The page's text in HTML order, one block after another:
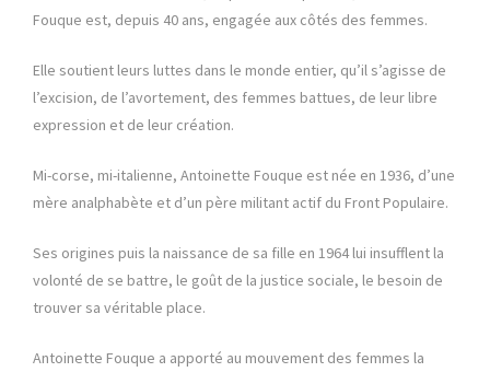
Fouque est, depuis 40 ans, engagée aux côtés des femmes.
Elle soutient leurs luttes dans le monde entier, qu’il s’agisse de
l’excision, de l’avortement, des femmes battues, de leur libre
expression et de leur création.
Mi-corse, mi-italienne, Antoinette Fouque est née en 1936, d’une
mère analphabète et d’un père militant actif du Front Populaire.
Ses origines puis la naissance de sa fille en 1964 lui insufflent la
volonté de se battre, le goût de la justice sociale, le besoin de
trouver sa véritable place.
Antoinette Fouque a apporté au mouvement des femmes la